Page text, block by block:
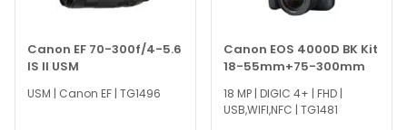
Canon EF 70-300f/4-5.6
IS II USM
USM | Canon EF | TG1496
Canon EOS 4000D BK Kit
18-55mm+75-300mm
18 MP | DIGIC 4+ | FHD |
USB,WIFI,NFC | TG1481